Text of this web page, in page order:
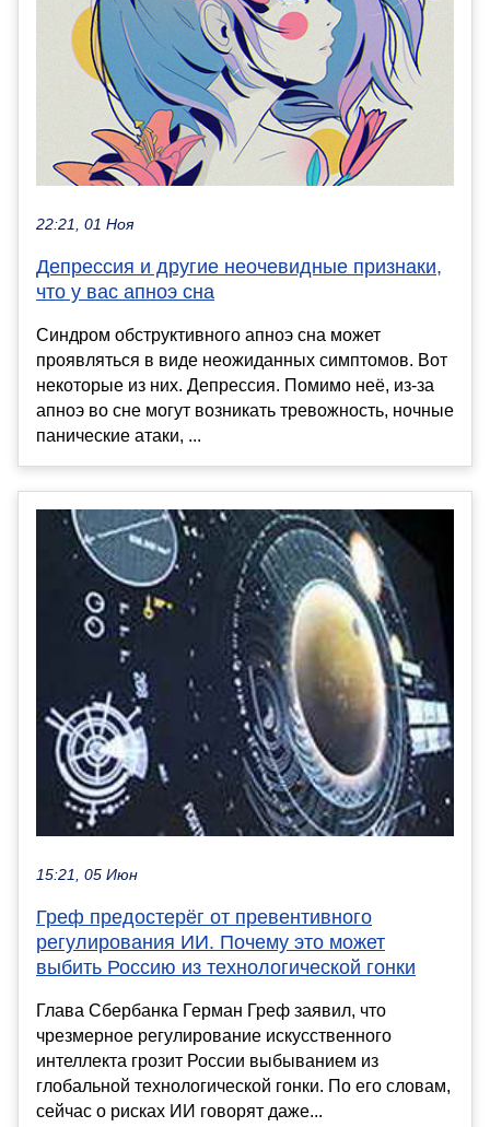
22:21, 01 Ноя
Депрессия и другие неочевидные признаки,
что у вас апноэ сна
Синдром обструктивного апноэ сна может
проявляться в виде неожиданных симптомов. Вот
некоторые из них. Депрессия. Помимо неё, из-за
апноэ во сне могут возникать тревожность, ночные
панические атаки, ...
15:21, 05 Июн
Греф предостерёг от превентивного
регулирования ИИ. Почему это может
выбить Россию из технологической гонки
Глава Сбербанка Герман Греф заявил, что
чрезмерное регулирование искусственного
интеллекта грозит России выбыванием из
глобальной технологической гонки. По его словам,
сейчас о рисках ИИ говорят даже...